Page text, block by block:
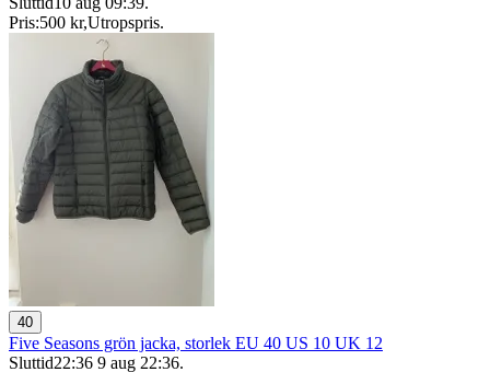
Pris:500 kr,Utropspris.
40
Five Seasons grön jacka, storlek EU 40 US 10 UK 12
Sluttid22:36 9 aug 22:36.